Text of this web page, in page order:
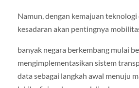
Namun, dengan kemajuan
kesadaran akan pentingnya
banyak negara berkembang mulai
mengimplementasikan sistem
data sebagai langkah awal menuju